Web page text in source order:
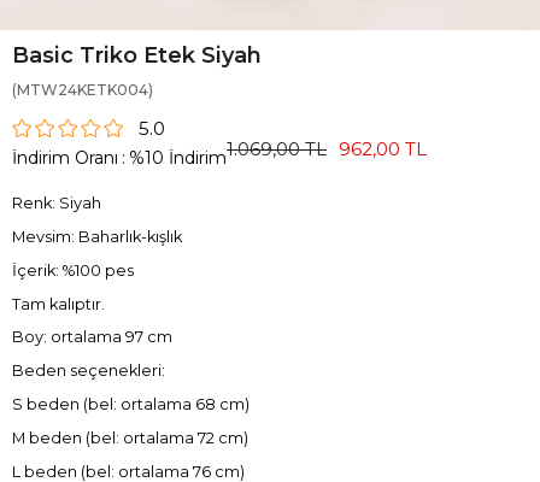
Basic Triko Etek Siyah
(MTW24KETK004)
5.0
İndirim Oranı : %10 İndirim1.069,00 TL 962,00 TL
Renk: Siyah
Mevsim: Baharlık-kışlık
İçerik: %100 pes
Tam kalıptır.
Boy: ortalama 97 cm
Beden seçenekleri:
S beden (bel: ortalama 68 cm)
M beden (bel: ortalama 72 cm)
L beden (bel: ortalama 76 cm)